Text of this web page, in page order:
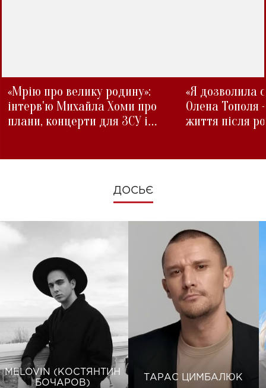
«Мрію про велику родину»:
інтерв'ю Михайла Хоми про
плани, концерти для ЗСУ і
«Я дозволила
Олена Тополя
життя після
ДОСЬЄ
MELOVIN (КОСТЯНТИН
БОЧАРОВ)
ТАРАС ЦИМБАЛЮК